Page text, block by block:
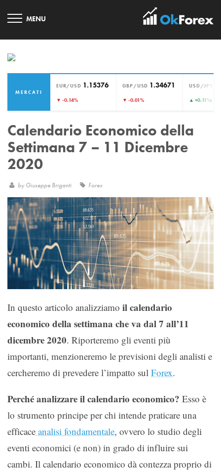
MERCATI
EUR/USD 1.15376
▼ -0.14%
GBP/USD 1.34671
▼ -0.01%
USD/JPY
▲ +0.11%›
Calendario Economico della
Settimana 7 – 11 Dicembre
2020
by Giuseppe Briganti Forex
In questo articolo analizziamo il calendario
economico della settimana che va dal 7 all’11
dicembre 2020. Riporteremo gli eventi più
importanti, menzioneremo le previsioni degli analisti e
cercheremo di prevedere l’impatto sul Forex.
Perché analizzare il calendario economico? Esso è
lo strumento principe per chi intende praticare una
efficace analisi fondamentale, ovvero lo studio degli
eventi economici (e non) in grado di influire sui
cambi. Il calendario economico dà contezza proprio di